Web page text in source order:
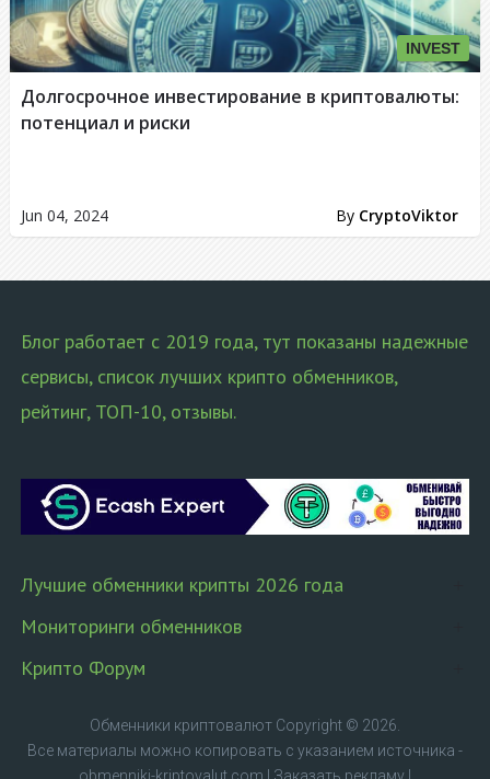
INVEST
Jun 04, 2024 By CryptoViktor
Долгосрочное инвестирование в криптовалюты:
потенциал и риски
Блог работает с 2019 года, тут показаны надежные
сервисы, список лучших крипто обменников,
рейтинг, ТОП-10, отзывы.
Лучшие обменники крипты 2026 года
Мониторинги обменников
Крипто Форум
Обменники криптовалютCopyright © 2026.
Все материалы можно копировать с указанием источника -